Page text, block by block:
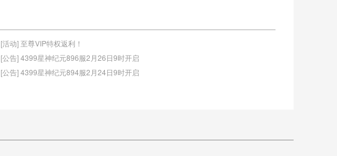
[活动] 至尊VIP特权返利！
[公告] 4399星神纪元896服2月26日9时开启
[公告] 4399星神纪元894服2月24日9时开启